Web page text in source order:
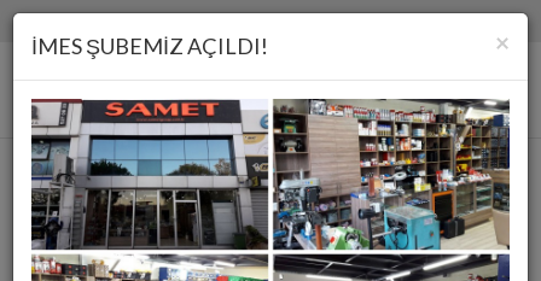
Elmas Eğe Takımları ve Makina Eğesi Takımlar
×
İMES ŞUBEMİZ AÇILDI!